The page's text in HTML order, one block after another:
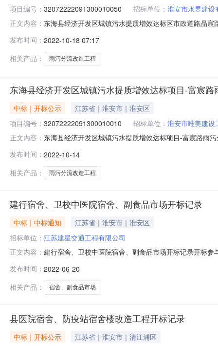
项目编号： 32072222091300010050 招标单位： 淮安市水昱建设
正文内容： 东海县经济开发区城镇污水提质增效达标区市政道路晶
历天;质量要求:;保证金金额:0.00元,投标文件递交时间
发布时间： 2022-10-18 07:17
相关产品：
雨污分流改造工程
东海县经济开发区城镇污水提质增效达标项目-富宸
中标｜开标公示
江苏省｜淮安市｜淮安区
项目编号： 32072222091300010010 招标单位： 淮安市唯美建设
正文内容： 东海县经济开发区城镇污水提质增效达标项目-富宸路雨
交时间:ThuOct1315:43:59CST2022,投标人名称:江苏骁
发布时间： 2022-10-14
相关产品：
雨污分流改造工程
建行宿舍、卫校中医院宿舍、副食品市场开标记录
中标｜中标通知
江苏省｜淮安市｜淮安区
招标单位： 江苏建星交通工程有限公司
正文内容： 建行宿舍、卫校中医院宿舍、副食品市场开标记录开标
小伟;报价:0.00元\/%;工期:日历天;质量要求:;保证金金额
发布时间： 2022-06-20
相关产品：
宿舍、副食品市场
县医院宿舍、防疫站宿舍楼改造工程开标记录
中标｜开标公示
江苏省｜淮安市｜清江浦区